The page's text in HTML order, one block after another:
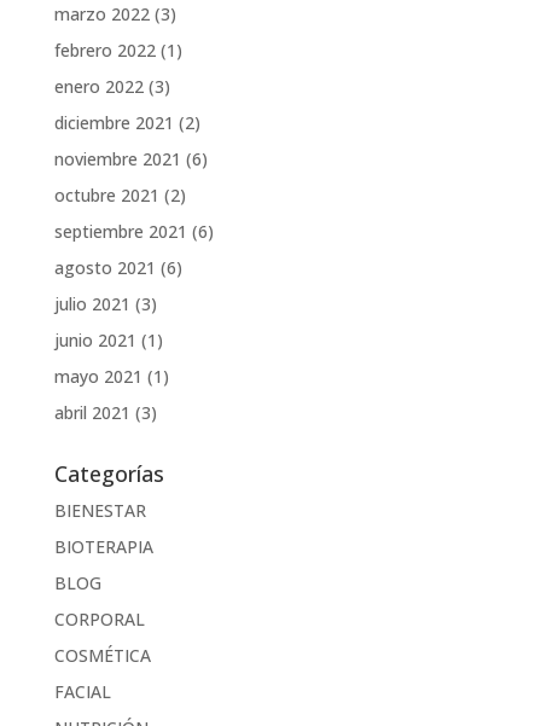
marzo 2022(3)
febrero 2022(1)
enero 2022(3)
diciembre 2021 (2)
noviembre 2021 (6)
octubre 2021 (2)
septiembre 2021 (6)
agosto 2021 (6)
julio 2021 (3)
junio 2021 (1)
mayo 2021 (1)
abril 2021 (3)
Categorías
BIENESTAR
BIOTERAPIA
BLOG
CORPORAL
COSMÉTICA
FACIAL